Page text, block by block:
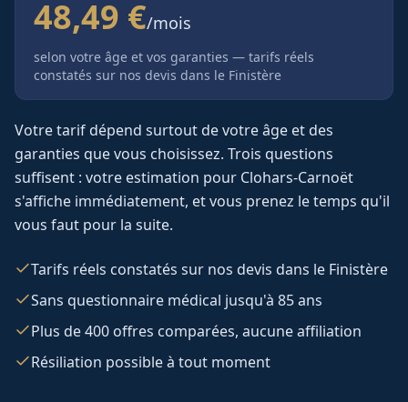
48,49 €/mois
selon votre âge et vos garanties — tarifs réels
constatés sur nos devis dans le Finistère
Votre tarif dépend surtout de votre âge et des
garanties que vous choisissez. Trois questions
suffisent : votre estimation pour Clohars-Carnoët
s'affiche immédiatement, et vous prenez le temps qu'il
vous faut pour la suite.
Tarifs réels constatés sur nos devis dans le Finistère
Sans questionnaire médical jusqu'à 85 ans
Plus de 400 offres comparées, aucune affiliation
Résiliation possible à tout moment